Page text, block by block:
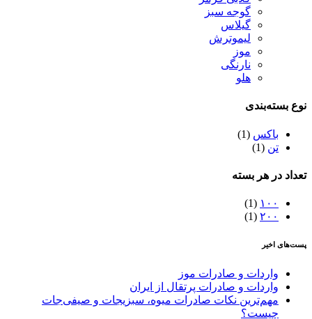
گوجه سبز
گیلاس
لیموترش
موز
نارنگی
هلو
نوع بسته‌بندی
باکس (1)
تن (1)
تعداد در هر بسته
۱۰۰ (1)
۲۰۰ (1)
پست‌های اخیر
واردات و صادرات موز
واردات و صادرات پرتقال از ایران
مهم‌ترین نکات صادرات میوه، سبزیجات و صیفی‌جات
چیست؟